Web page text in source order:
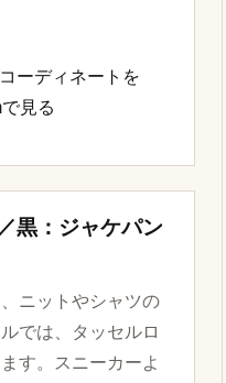
ーディネートを
見る
黒：ジャケパン
ニットやシャツの
では、タッセルロ
す。スニーカーよ